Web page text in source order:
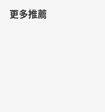
更多推薦